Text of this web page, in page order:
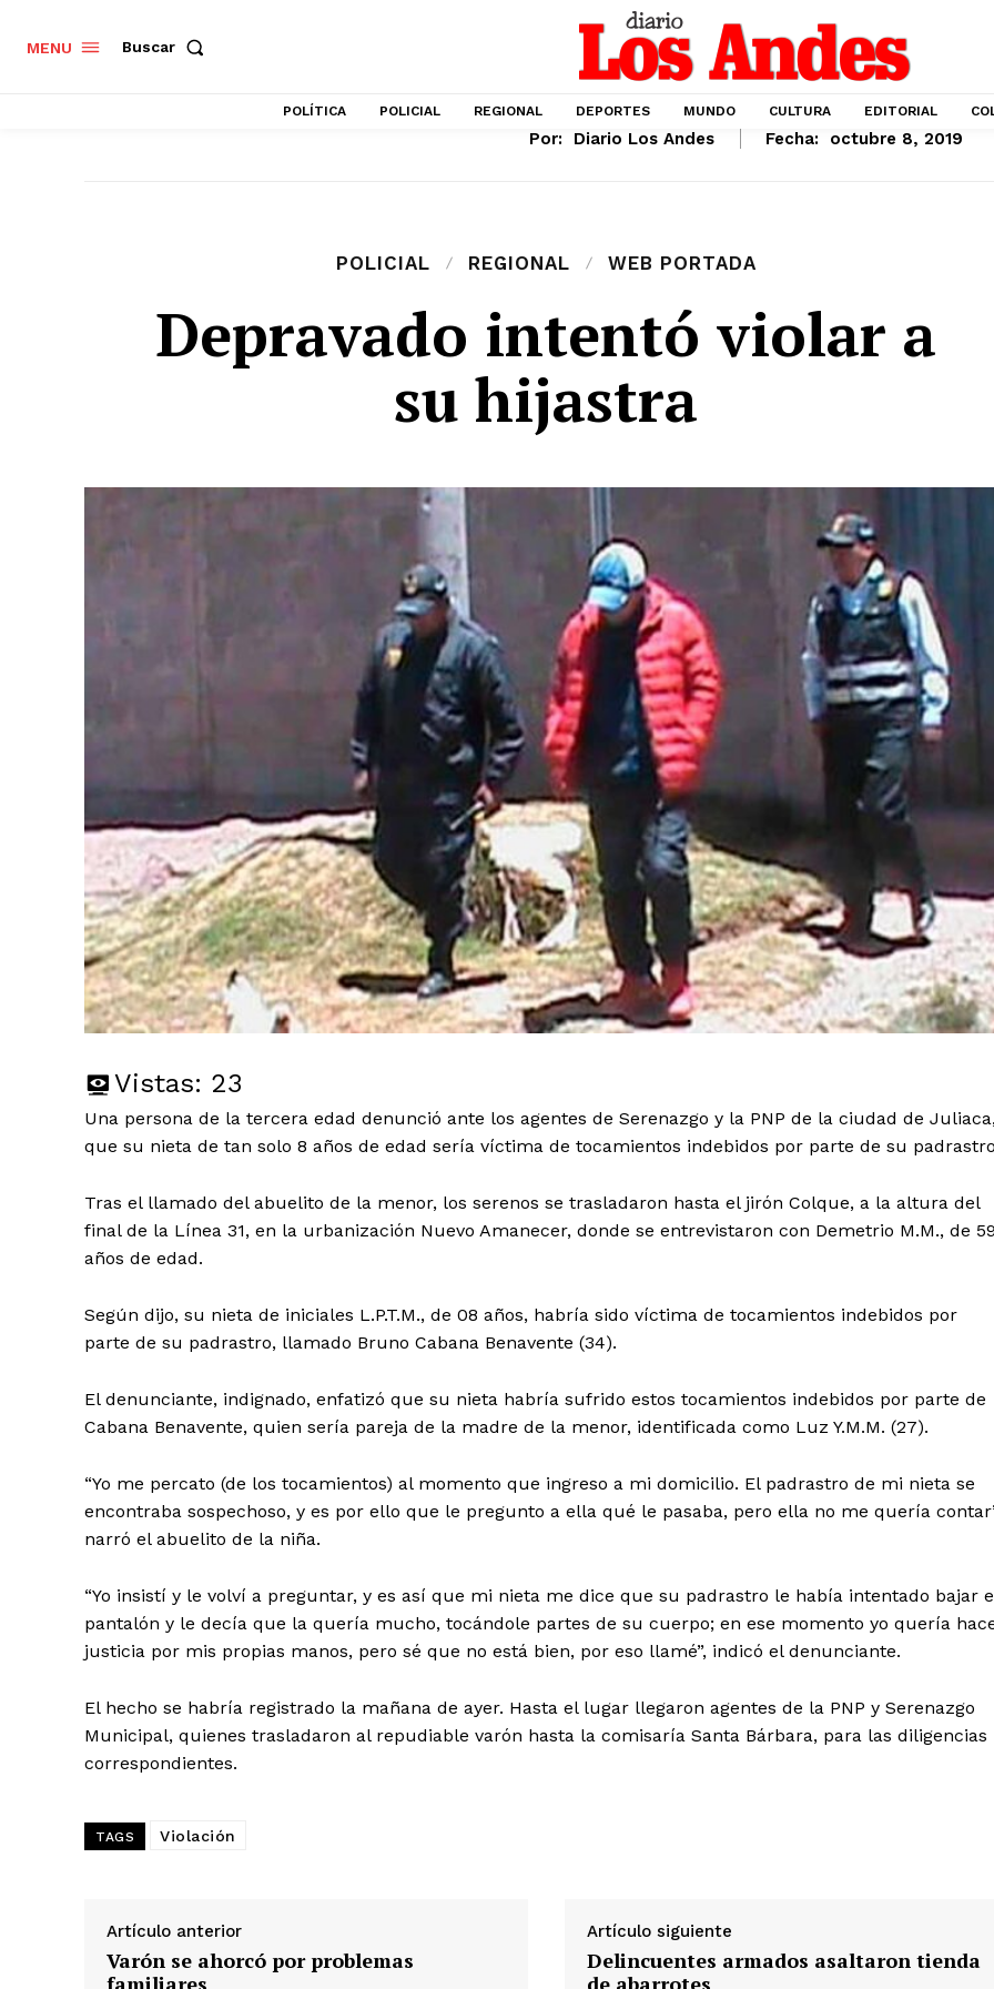
Diario los Andes
MENU Buscar
POLÍTICA POLICIAL REGIONAL DEPORTES MUNDO CULTURA EDITORIAL
Por: Diario Los Andes Fecha: octubre 8, 2019
POLICIAL REGIONAL WEB PORTADA
Depravado intentó violar a
su hijastra
Vistas: 23
Una persona de la tercera edad denunció ante los agentes de Serenazgo y la PNP de la ciudad de
que su nieta de tan solo 8 años de edad sería víctima de tocamientos indebidos por parte de su
Tras el llamado del abuelito de la menor, los serenos se trasladaron hasta el jirón Colque, a la altura del
final de la Línea 31, en la urbanización Nuevo Amanecer, donde se entrevistaron con Demetrio M.M., de
años de edad.
Según dijo, su nieta de iniciales L.P.T.M., de 08 años, habría sido víctima de tocamientos indebidos por
parte de su padrastro, llamado Bruno Cabana Benavente (34).
El denunciante, indignado, enfatizó que su nieta habría sufrido estos tocamientos indebidos por parte de
Cabana Benavente, quien sería pareja de la madre de la menor, identificada como Luz Y.M.M. (27).
“Yo me percato (de los tocamientos) al momento que ingreso a mi domicilio. El padrastro de mi nieta se
encontraba sospechoso, y es por ello que le pregunto a ella qué le pasaba, pero ella no me quería
narró el abuelito de la niña.
“Yo insistí y le volví a preguntar, y es así que mi nieta me dice que su padrastro le había intentado bajar
pantalón y le decía que la quería mucho, tocándole partes de su cuerpo; en ese momento yo quería
justicia por mis propias manos, pero sé que no está bien, por eso llamé”, indicó el denunciante.
El hecho se habría registrado la mañana de ayer. Hasta el lugar llegaron agentes de la PNP y Serenazgo
Municipal, quienes trasladaron al repudiable varón hasta la comisaría Santa Bárbara, para las diligencias
correspondientes.
TAGS Violación
Artículo anterior
Varón se ahorcó por problemas
familiares
Artículo siguiente
Delincuentes armados asaltaron tienda
de abarrotes